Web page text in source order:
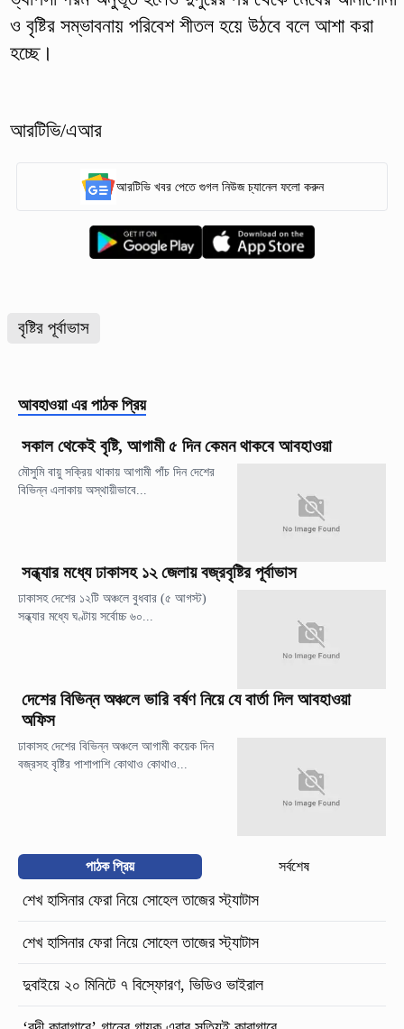
ও বৃষ্টির সম্ভাবনায় পরিবেশ শীতল হয়ে উঠবে বলে আশা করা
হচ্ছে।
আরটিভি/এআর
আরটিভি খবর পেতে গুগল নিউজ চ্যানেল ফলো করুন
বৃষ্টির পূর্বাভাস
আবহাওয়া এর পাঠক প্রিয়
সকাল থেকেই বৃষ্টি, আগামী ৫ দিন কেমন থাকবে আবহাওয়া
মৌসুমি বায়ু সক্রিয় থাকায় আগামী পাঁচ দিন দেশের
বিভিন্ন এলাকায় অস্থায়ীভাবে...
সন্ধ্যার মধ্যে ঢাকাসহ ১২ জেলায় বজ্রবৃষ্টির পূর্বাভাস
ঢাকাসহ দেশের ১২টি অঞ্চলে বুধবার (৫ আগস্ট)
সন্ধ্যার মধ্যে ঘণ্টায় সর্বোচ্চ ৬০...
দেশের বিভিন্ন অঞ্চলে ভারি বর্ষণ নিয়ে যে বার্তা দিল আবহাওয়া
অফিস
ঢাকাসহ দেশের বিভিন্ন অঞ্চলে আগামী কয়েক দিন
বজ্রসহ বৃষ্টির পাশাপাশি কোথাও কোথাও...
পাঠক প্রিয় সর্বশেষ
শেখ হাসিনার ফেরা নিয়ে সোহেল তাজের স্ট্যাটাস
শেখ হাসিনার ফেরা নিয়ে সোহেল তাজের স্ট্যাটাস
দুবাইয়ে ২০ মিনিটে ৭ বিস্ফোরণ, ভিডিও ভাইরাল